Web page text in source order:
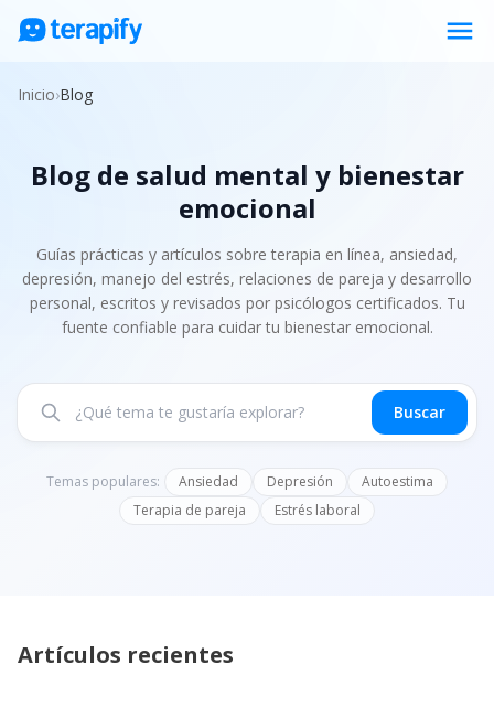
menu
Psicólogos en línea
Opiniones
Preguntas frecuentes
Blog
Trabaja con nosotros
Inicio›Blog
Blog de salud mental y bienestar
emocional
Guías prácticas y artículos sobre terapia en línea, ansiedad,
depresión, manejo del estrés, relaciones de pareja y desarrollo
personal, escritos y revisados por psicólogos certificados. Tu
fuente confiable para cuidar tu bienestar emocional.
Buscar
Temas populares: Ansiedad Depresión
Autoestima
Terapia de pareja
Estrés laboral
Artículos recientes